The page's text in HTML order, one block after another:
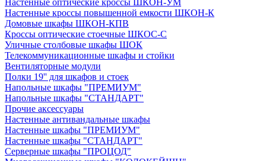
Настенные оптические кроссы ШКОН-УМ
Настенные кроссы повышенной емкости ШКОН-К
Домовые шкафы ШКОН-КПВ
Кроссы оптические стоечные ШКОС-С
Уличные столбовые шкафы ШОК
Телекоммуникационные шкафы и стойки
Вентиляторные модули
Полки 19'' для шкафов и стоек
Напольные шкафы "ПРЕМИУМ"
Напольные шкафы "СТАНДАРТ"
Прочие аксессуары
Настенные антивандальные шкафы
Настенные шкафы "ПРЕМИУМ"
Настенные шкафы "СТАНДАРТ"
Серверные шкафы "ПРОЦОД"